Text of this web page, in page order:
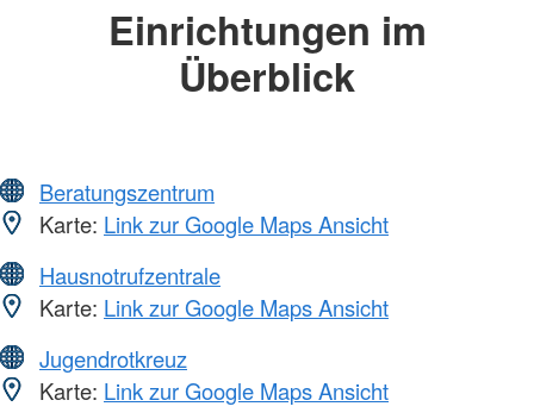
Einrichtungen im
Überblick
Beratungszentrum
Karte: Link zur Google Maps Ansicht
Hausnotrufzentrale
Karte: Link zur Google Maps Ansicht
Jugendrotkreuz
Karte: Link zur Google Maps Ansicht